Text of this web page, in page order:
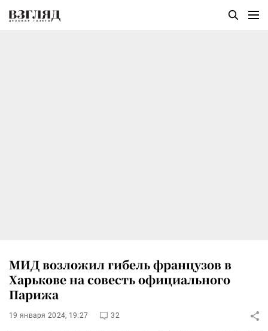
МИД возложил гибель французов в
Харькове на совесть официального
Парижа
19 января 2024, 19:27 32